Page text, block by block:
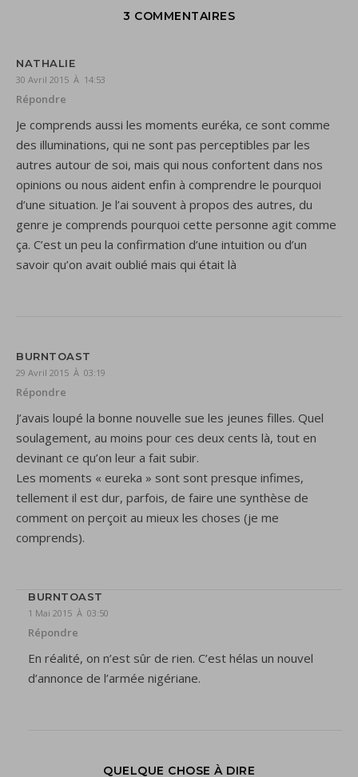
3 COMMENTAIRES
NATHALIE
30 Avril 2015 À 14:53
Répondre
Je comprends aussi les moments euréka, ce sont comme
des illuminations, qui ne sont pas perceptibles par les
autres autour de soi, mais qui nous confortent dans nos
opinions ou nous aident enfin à comprendre le pourquoi
d’une situation. Je l’ai souvent à propos des autres, du
genre je comprends pourquoi cette personne agit comme
ça. C’est un peu la confirmation d’une intuition ou d’un
savoir qu’on avait oublié mais qui était là
BURNTOAST
29 Avril 2015 À 03:19
Répondre
J’avais loupé la bonne nouvelle sue les jeunes filles. Quel
soulagement, au moins pour ces deux cents là, tout en
devinant ce qu’on leur a fait subir.
Les moments « eureka » sont sont presque infimes,
tellement il est dur, parfois, de faire une synthèse de
comment on perçoit au mieux les choses (je me
comprends).
BURNTOAST
1 Mai 2015 À 03:50
Répondre
En réalité, on n’est sûr de rien. C’est hélas un nouvel
d’annonce de l’armée nigériane.
QUELQUE CHOSE À DIRE